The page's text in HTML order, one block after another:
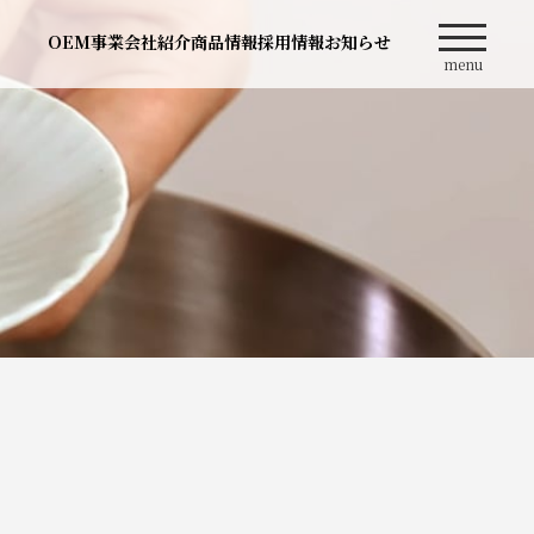
OEM事業会社紹介商品情報採用情報お知らせ
menu